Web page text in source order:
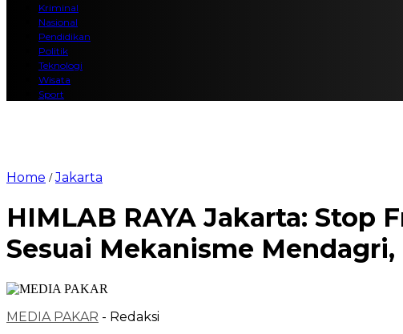
Kriminal
Nasional
Pendidikan
Politik
Teknologi
Wisata
Sport
Home /Jakarta
HIMLAB RAYA Jakarta: Stop
Sesuai Mekanisme
MEDIA PAKAR - Redaksi